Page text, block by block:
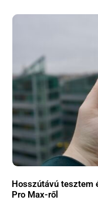
Hosszútávú tesztem
Pro Max-ről